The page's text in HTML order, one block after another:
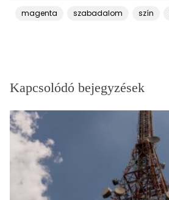
magenta szabadalom szín
Kapcsolódó bejegyzések